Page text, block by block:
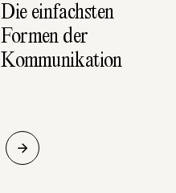
Die einfachsten
Formen der
Kommunikation